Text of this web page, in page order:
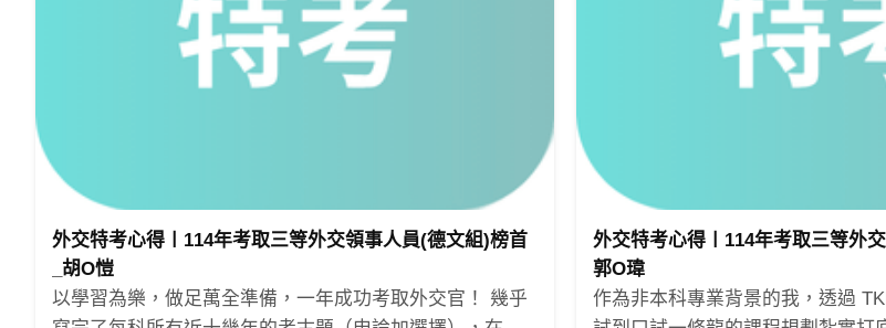
區域整合 ★
匯率計算 ★★★★★
老師教學特色
用生活學習經濟：
外交特考心得〡114年考取三等外交領事人員(德文組)榜首
_胡O愷
以學習為樂，做足萬全準備，一年成功考取外交官！ 幾乎
外交特考心得〡114年考取三等外
郭O瑋
作為非本科專業背景的我，透過